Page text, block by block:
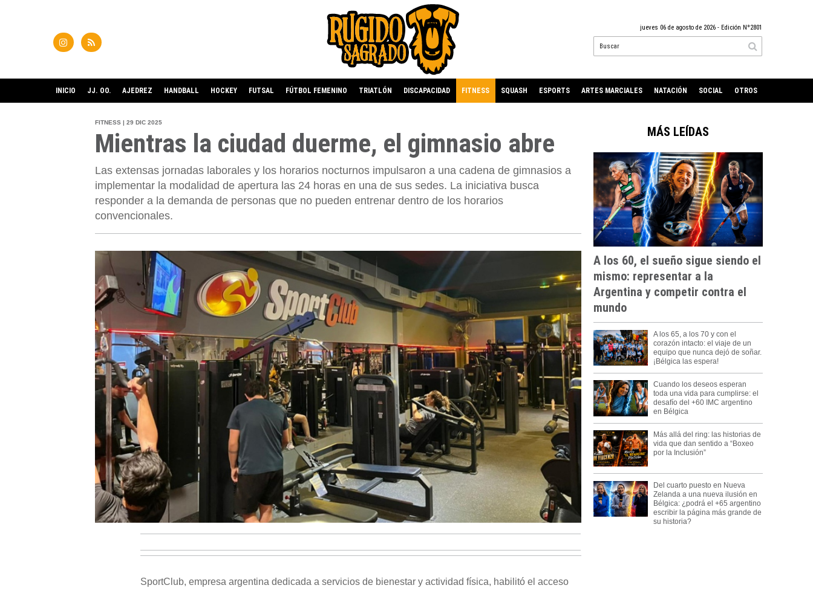
jueves 06 de agosto de 2026 - Edición Nº2801
INICIO JJ. OO. AJEDREZ HANDBALL HOCKEY FUTSAL FÚTBOL FEMENINO TRIATLÓN DISCAPACIDAD FITNESS SQUASH ESPORTS ARTES MARCIALES NATACIÓN SOCIAL OTROS
FITNESS | 29 DIC 2025
Mientras la ciudad duerme, el gimnasio abre
Las extensas jornadas laborales y los horarios nocturnos impulsaron a una cadena de gimnasios a
implementar la modalidad de apertura las 24 horas en una de sus sedes. La iniciativa busca
responder a la demanda de personas que no pueden entrenar dentro de los horarios
convencionales.
SportClub, empresa argentina dedicada a servicios de bienestar y actividad física, habilitó el acceso
MÁS LEÍDAS
A los 60, el sueño sigue siendo el
mismo: representar a la
Argentina y competir contra el
mundo
A los 65, a los 70 y con el
corazón intacto: el viaje de un
equipo que nunca dejó de soñar.
¡Bélgica las espera!
Cuando los deseos esperan
toda una vida para cumplirse: el
desafío del +60 IMC argentino
en Bélgica
Más allá del ring: las historias de
vida que dan sentido a “Boxeo
por la Inclusión”
Del cuarto puesto en Nueva
Zelanda a una nueva ilusión en
Bélgica: ¿podrá el +65 argentino
escribir la página más grande de
su historia?